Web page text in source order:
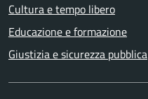
Cultura e tempo libero
Educazione e formazione
Giustizia e sicurezza pubblica